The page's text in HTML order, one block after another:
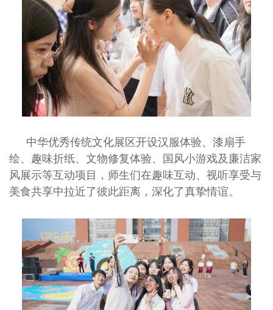
中华优秀传统文化展区开设汉服体验、漆扇手
绘、趣味折纸、文物修复体验、国风小游戏及廉洁家
风展示等互动项目，师生们在趣味互动、视听享受与
美食共享中拉近了彼此距离，深化了真挚情谊。